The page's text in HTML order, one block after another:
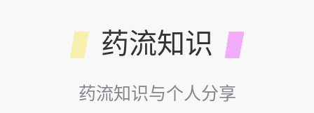
药流知识
药流知识与个人分享